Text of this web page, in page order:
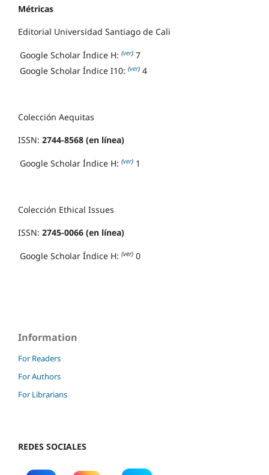
Métricas
Editorial Universidad Santiago de Cali
Google Scholar Índice H: (ver) 7
Google Scholar Índice I10: (ver) 4
Colección Aequitas
ISSN: 2744-8568 (en línea)
Google Scholar Índice H: (ver) 1
Colección Ethical Issues
ISSN: 2745-0066 (en línea)
Google Scholar Índice H: (ver) 0
Information
For Readers
For Authors
For Librarians
REDES SOCIALES